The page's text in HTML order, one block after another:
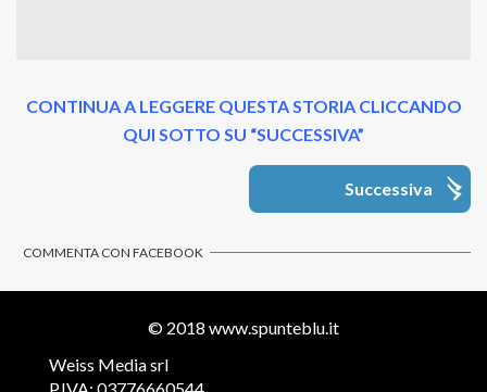
CONTINUA A LEGGERE QUESTA STORIA CLICCANDO
QUI SOTTO SU “SUCCESSIVA”
Successiva
COMMENTA CON FACEBOOK
© 2018 www.spunteblu.it
Weiss Media srl
P.IVA: 03776660544